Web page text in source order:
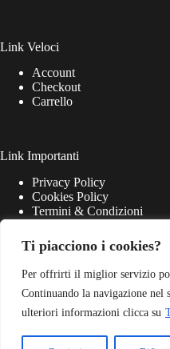
Ti piacciono i cookies?
Per offrirti il miglior servizio
Continuando la navigazione nel
ulteriori informazioni clicca su
Link Veloci
Account
Checkout
Carrello
Link Importanti
Privacy Policy
Cookies Policy
Termini & Condizioni